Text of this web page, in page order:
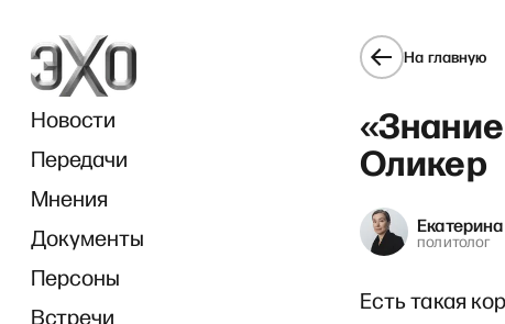
Новости
Передачи
Мнения
Документы
Персоны
Встречи
На главную
Оликер
политолог
Есть такая